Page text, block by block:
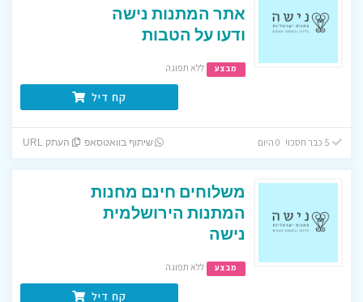
אתר המתנות נישה
ודעו על הטבות
מבצע ללא תפוגה
קח דיל
שיתוף בוואטסאפ העתק URL
משלוחים חינם מחנות
המתנות הירושלמית
נישה
מבצע ללא תפוגה
קח דיל